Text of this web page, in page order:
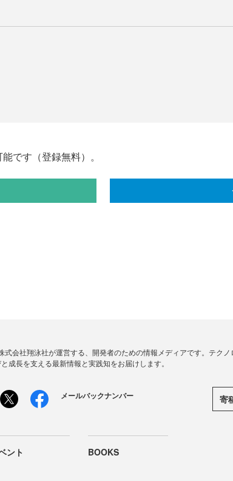
です（登録無料）。
式会社翔泳社が運営する、開発者のための情報メディアです。テク
成長を支える最新情報と実践知をお届けします。
メールバックナンバー 寄
ント BOOKS